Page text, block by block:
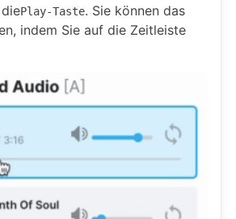
Play-Taste. Sie können das
indem Sie auf die Zeitleiste